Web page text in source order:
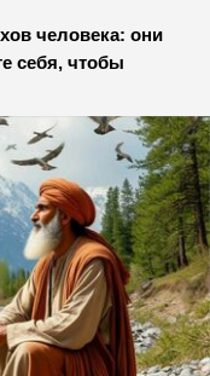
человека: они
себя, чтобы